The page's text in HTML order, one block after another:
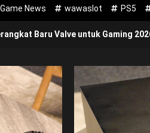
Game News wawaslot PS5
Baru Valve untuk Gaming